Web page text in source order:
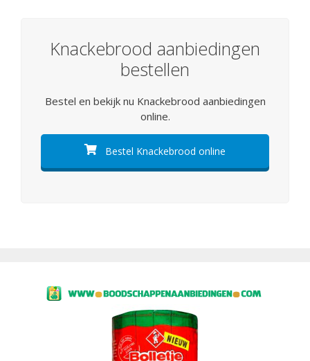
Knackebrood aanbiedingen
bestellen
Bestel en bekijk nu Knackebrood aanbiedingen
online.
Bestel Knackebrood online